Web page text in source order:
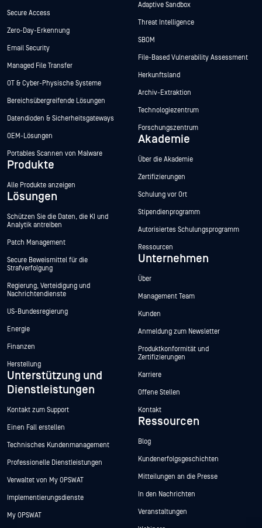
Secure Access
Zero-Day-Erkennung
Email Security
Managed File Transfer
OT & Cyber-Physische Systeme
Bereichsübergreifende Lösungen
Datendioden & Sicherheitsgateways
OEM-Lösungen
Portables Scannen von Malware
Produkte
Alle Produkte anzeigen
Lösungen
Schützen Sie die Daten, die KI und
Analytik antreiben
Patch Management
Secure Beweismittel für die
Strafverfolgung
Regierung, Verteidigung und
Nachrichtendienste
US-Bundesregierung
Energie
Finanzen
Herstellung
Unterstützung und
Dienstleistungen
Kontakt zum Support
Einen Fall erstellen
Technisches Kundenmanagement
Professionelle Dienstleistungen
Verwaltet von My OPSWAT
Implementierungsdienste
My OPSWAT
Adaptive Sandbox
Threat Intelligence
SBOM
File-Based Vulnerability Assessment
Herkunftsland
Archiv-Extraktion
Technologiezentrum
Forschungszentrum
Akademie
Über die Akademie
Zertifizierungen
Schulung vor Ort
Stipendienprogramm
Autorisiertes Schulungsprogramm
Ressourcen
Unternehmen
Über
Management Team
Kunden
Anmeldung zum Newsletter
Produktkonformität und
Zertifizierungen
Karriere
Offene Stellen
Kontakt
Ressourcen
Blog
Kundenerfolgsgeschichten
Mitteilungen an die Presse
In den Nachrichten
Veranstaltungen